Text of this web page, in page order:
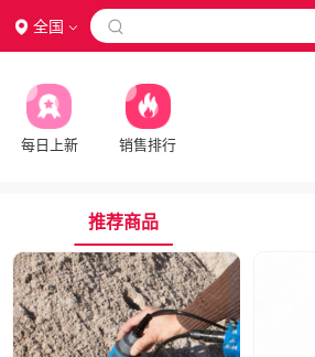
全国 
每日上新 销售排行
推荐商品